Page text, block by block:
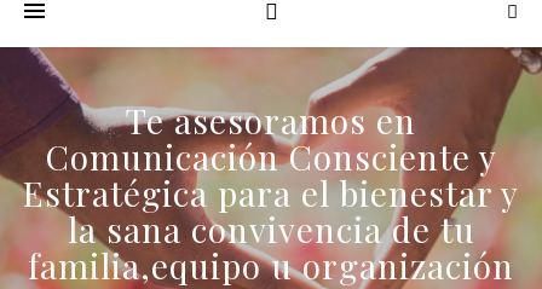
Te asesoramos en
Comunicación Consciente y
Estratégica para el bienestar y
la sana convivencia de tu
familia,equipo u organización